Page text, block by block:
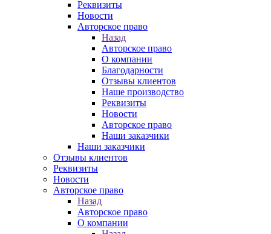
Реквизиты
Новости
Авторское право
Назад
Авторское право
О компании
Благодарности
Отзывы клиентов
Наше производство
Реквизиты
Новости
Авторское право
Наши заказчики
Наши заказчики
Отзывы клиентов
Реквизиты
Новости
Авторское право
Назад
Авторское право
О компании